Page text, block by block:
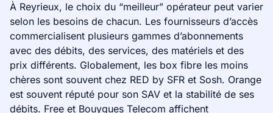
À Reyrieux, le choix du “meilleur” opérateur peut varier
selon les besoins de chacun. Les fournisseurs d’accès
commercialisent plusieurs gammes d’abonnements
avec des débits, des services, des matériels et des
prix différents. Globalement, les box fibre les moins
chères sont souvent chez RED by SFR et Sosh. Orange
est souvent réputé pour son SAV et la stabilité de ses
débits. Free et Bouygues Telecom affichent